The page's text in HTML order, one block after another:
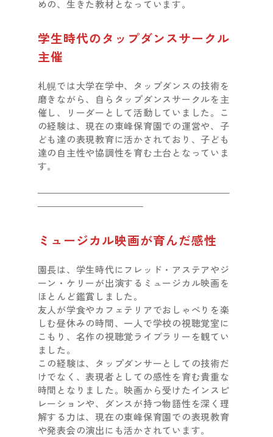
めの、生きた教材となっています。
学生時代のタップダンスサークル
主催
札幌では大学在学中、タップダンスの技術を
磨きながら、自らタップダンスサークルを主
催し、リーダーとして活動していました。こ
の経験は、現在の東峰保育園での運営や、子
ども達の表現教育に活かされており、子ども
達の自主性や協調性を育む土台となっていま
す。
ミュージカル映画が育んだ感性
園長は、学生時代にフレッド・アステアやジ
ーン・ケリーが出演するミュージカル映画を
ほとんど鑑賞しました。
友人が学食やカフェテリアでおしゃべりを楽
しむ昼休みの時間、一人で学校の視聴覚室に
こもり、名作の視聴覚ライブラリーを観てい
ました。
この経験は、タップダンサーとしての技術だ
けでなく、表現者としての感性を育む貴重な
時間となりました。映画から受けたインスピ
レーションや、ダンスが持つ物語性を深く理
解する力は、現在の東峰保育園での表現教育
や発表会の演出にも活かされています。